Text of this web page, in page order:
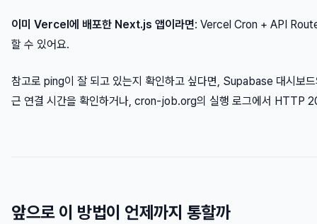
이미 Vercel에 배포한 Next.js 앱이라면: Vercel Cron + API
할 수 있어요.
참고로 ping이 잘 되고 있는지 확인하고 싶다면, Supabase 대시보
근 연결 시간을 확인하거나, cron-job.org의 실행 로그에서 HTTP
앞으로 이 방법이 언제까지 통할까